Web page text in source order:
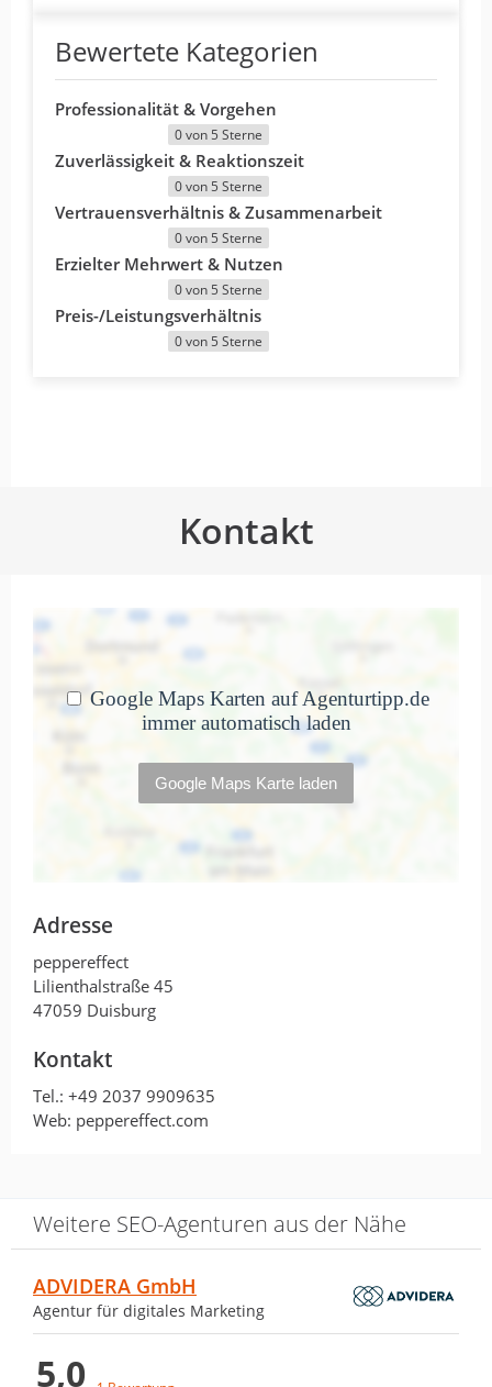
Bewertete Kategorien
Professionalität & Vorgehen
0 von 5 Sterne
Zuverlässigkeit & Reaktionszeit
0 von 5 Sterne
Vertrauensverhältnis & Zusammenarbeit
0 von 5 Sterne
Erzielter Mehrwert & Nutzen
0 von 5 Sterne
Preis-/Leistungsverhältnis
0 von 5 Sterne
Kontakt
Adresse
peppereffect
Lilienthalstraße 45
47059 Duisburg
Kontakt
Tel.: +49 2037 9909635
Web: peppereffect.com
Weitere SEO-Agenturen aus der Nähe
ADVIDERA GmbH
Agentur für digitales Marketing
5,0